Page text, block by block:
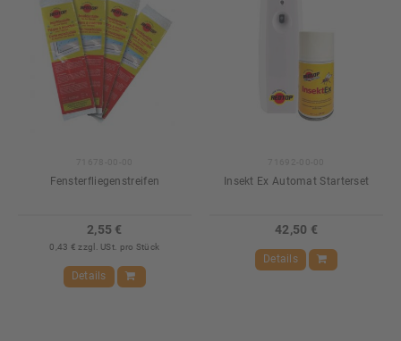
Fensterfliegenstreifen
2,55 €
0,43 € zzgl. USt. pro Stück
Details
Insekt Ex Automat Starterset
42,50 €
Details